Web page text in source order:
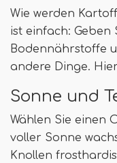
Wie werden
ist einfach: Geben
Bodennährstoffe
andere Dinge.
Sonne und
Wählen Sie einen
voller Sonne
Knollen